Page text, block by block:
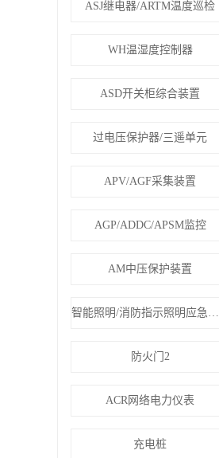
ASJ继电器/ARTM温度巡检
WH温湿度控制器
ASD开关柜综合装置
过电压保护器/三遥单元
APV/AGF采集装置
AGP/ADDC/APSM监控
AM中压保护装置
智能照明/消防指示照明应急疏散
防火门2
ACR网络电力仪表
充电桩